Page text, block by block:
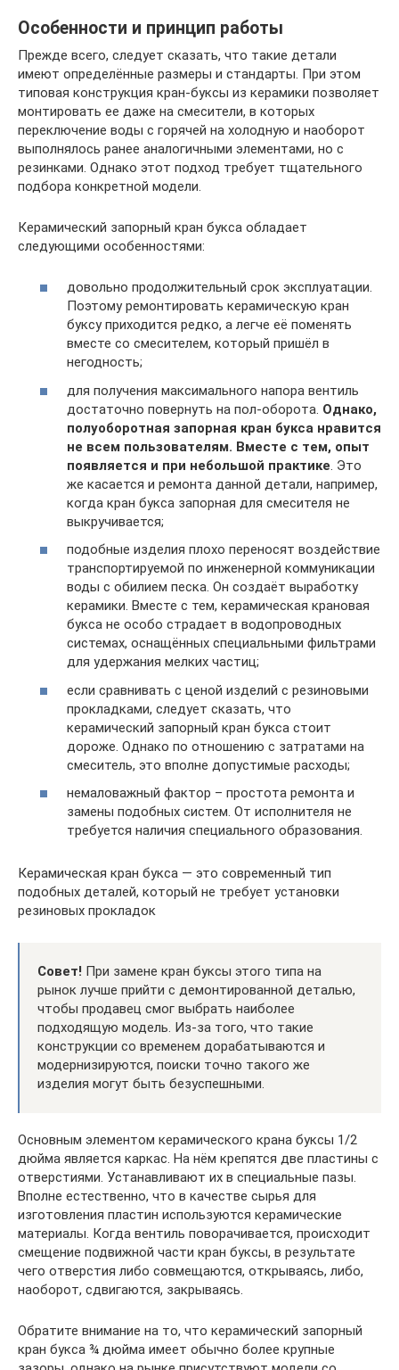
Особенности и принцип работы
Прежде всего, следует сказать, что такие детали
имеют определённые размеры и стандарты. При этом
типовая конструкция кран-буксы из керамики позволяет
монтировать ее даже на смесители, в которых
переключение воды с горячей на холодную и наоборот
выполнялось ранее аналогичными элементами, но с
резинками. Однако этот подход требует тщательного
подбора конкретной модели.
Керамический запорный кран букса обладает
следующими особенностями:
довольно продолжительный срок эксплуатации.
Поэтому ремонтировать керамическую кран
буксу приходится редко, а легче её поменять
вместе со смесителем, который пришёл в
негодность;
для получения максимального напора вентиль
достаточно повернуть на пол-оборота. Однако,
полуоборотная запорная кран букса нравится
не всем пользователям. Вместе с тем, опыт
появляется и при небольшой практике . Это
же касается и ремонта данной детали, например,
когда кран букса запорная для смесителя не
выкручивается;
подобные изделия плохо переносят воздействие
транспортируемой по инженерной коммуникации
воды с обилием песка. Он создаёт выработку
керамики. Вместе с тем, керамическая крановая
букса не особо страдает в водопроводных
системах, оснащённых специальными фильтрами
для удержания мелких частиц;
если сравнивать с ценой изделий с резиновыми
прокладками, следует сказать, что
керамический запорный кран букса стоит
дороже. Однако по отношению с затратами на
смеситель, это вполне допустимые расходы;
немаловажный фактор – простота ремонта и
замены подобных систем. От исполнителя не
требуется наличия специального образования.
Керамическая кран букса — это современный тип
подобных деталей, который не требует установки
резиновых прокладок
Совет! При замене кран буксы этого типа на
рынок лучше прийти с демонтированной деталью,
чтобы продавец смог выбрать наиболее
подходящую модель. Из-за того, что такие
конструкции со временем дорабатываются и
модернизируются, поиски точно такого же
изделия могут быть безуспешными.
Основным элементом керамического крана буксы 1/2
дюйма является каркас. На нём крепятся две пластины с
отверстиями. Устанавливают их в специальные пазы.
Вполне естественно, что в качестве сырья для
изготовления пластин используются керамические
материалы. Когда вентиль поворачивается, происходит
смещение подвижной части кран буксы, в результате
чего отверстия либо совмещаются, открываясь, либо,
наоборот, сдвигаются, закрываясь.
Обратите внимание на то, что керамический запорный
кран букса ¾ дюйма имеет обычно более крупные